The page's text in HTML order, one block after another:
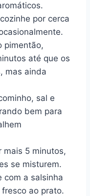
por cerca
pimentão,
até que os
mas ainda
sal e
bem para
mais 5 minutos,
se misturem.
com a salsinha
ao prato.